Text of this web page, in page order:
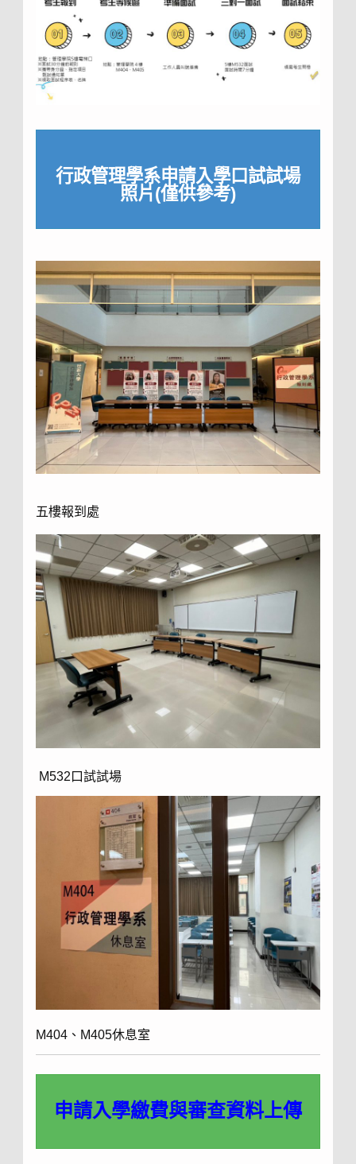
行政管理學系申請入學口試試場
照片(僅供參考)
五樓報到處
M532口試試場
M404、M405休息室
申請入學繳費與審查資料上傳